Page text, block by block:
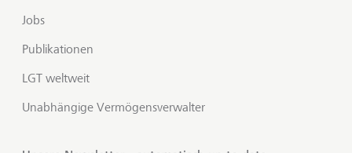
Jobs
Publikationen
LGT weltweit
Unabhängige Vermögensverwalter